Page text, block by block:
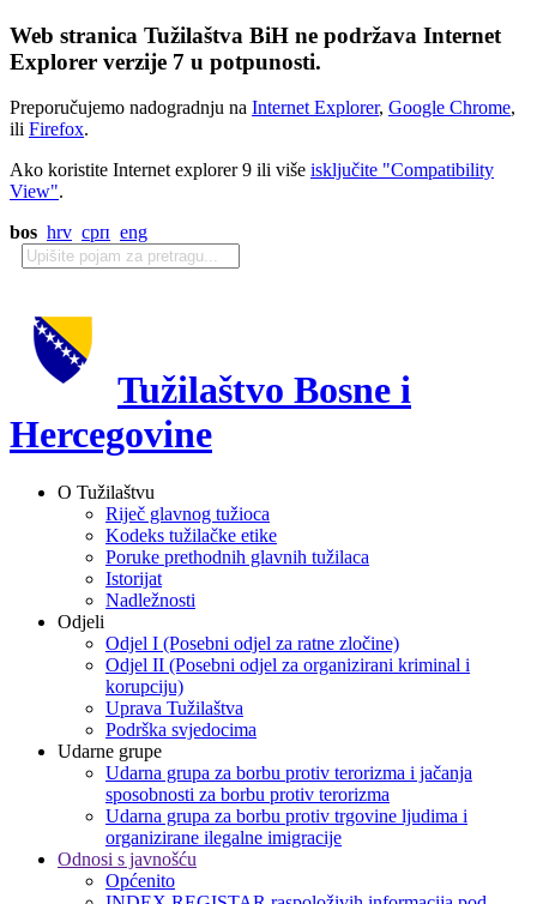
Web stranica Tužilaštva BiH ne podržava Internet
Explorer verzije 7 u potpunosti.
Preporučujemo nadogradnju na Internet Explorer, Google Chrome,
ili Firefox.
Ako koristite Internet explorer 9 ili više isključite "Compatibility
View".
bos hrv срп eng
Tužilaštvo Bosne i
Hercegovine
O Tužilaštvu
Riječ glavnog tužioca
Kodeks tužilačke etike
Poruke prethodnih glavnih tužilaca
Istorijat
Nadležnosti
Odjeli
Odjel I (Posebni odjel za ratne zločine)
Odjel II (Posebni odjel za organizirani kriminal i
korupciju)
Uprava Tužilaštva
Podrška svjedocima
Udarne grupe
Udarna grupa za borbu protiv terorizma i jačanja
sposobnosti za borbu protiv terorizma
Udarna grupa za borbu protiv trgovine ljudima i
organizirane ilegalne imigracije
Odnosi s javnošću
Općenito